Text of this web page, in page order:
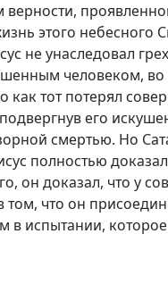
этого небесного
не унаследовал
человеком, во
тот потерял
его
смертью. Но
полностью
он доказал, что у
что он
в испытании,